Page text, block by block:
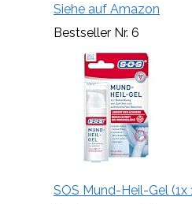
Siehe auf Amazon
Bestseller Nr. 6
SOS Mund-Heil-Gel (1x